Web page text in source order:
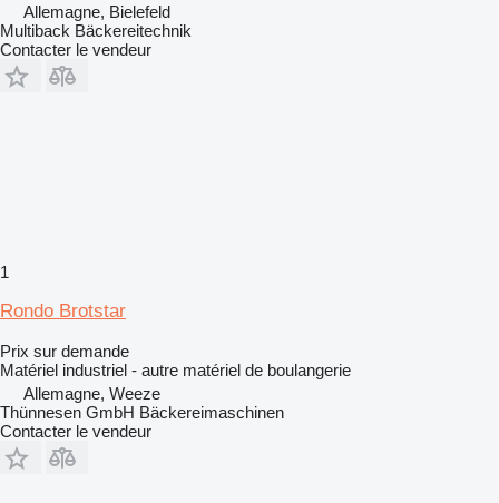
Allemagne, Bielefeld
Multiback Bäckereitechnik
Contacter le vendeur
1
Rondo Brotstar
Prix sur demande
Matériel industriel - autre matériel de boulangerie
Allemagne, Weeze
Thünnesen GmbH Bäckereimaschinen
Contacter le vendeur